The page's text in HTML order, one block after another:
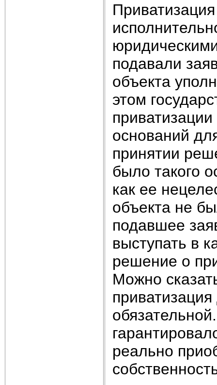
подавали
объекта
этом
оснований
принятии
было такого
как ее
объекта не
подавшее
выступать в
решение о
Можно
реально